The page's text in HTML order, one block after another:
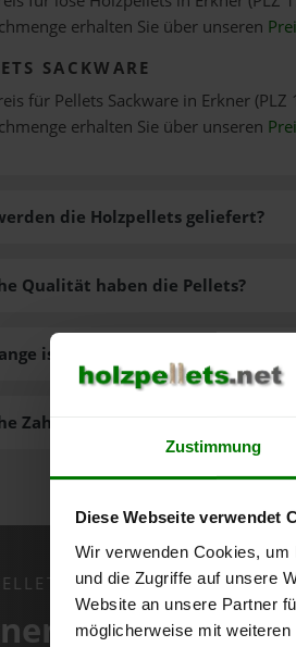
Zustimmung
Diese Webseite verwendet
Wir verwenden Cookies,
und die Zugriffe auf unsere
Website an unsere Partner
möglicherweise mit
erhalten Sie über unseren
SACKWARE
für Pellets Sackware in Erkner
erhalten Sie über unseren
die Holzpellets geliefert?
Zahlungsarten gibt es?
Qualität haben die Pellets?
ist die Lieferzeit der Pellets?
APP
Sie schon